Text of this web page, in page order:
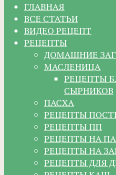
ГЛАВНАЯ
ВСЕ СТАТЬИ
ВИДЕО РЕЦЕПТ
РЕЦЕПТЫ
ДОМАШНИЕ
МАСЛЕНИЦА
РЕЦЕПТЫ
СЫРНИКОВ
ПАСХА
РЕЦЕПТЫ
РЕЦЕПТЫ ПП
РЕЦЕПТЫ НА
РЕЦЕПТЫ НА
РЕЦЕПТЫ ДЛЯ